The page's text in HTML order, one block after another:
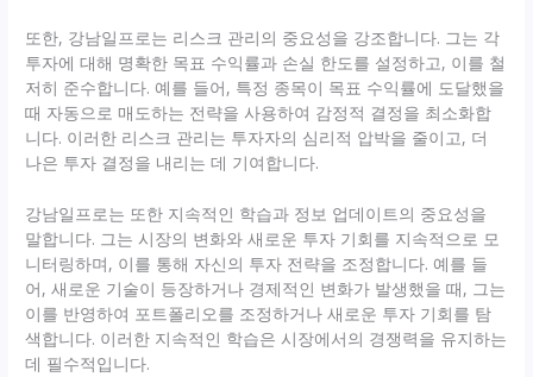
또한, 강남일프로는 리스크 관리의 중요성을 강조합니다. 그는 각
투자에 대해 명확한 목표 수익률과 손실 한도를 설정하고, 이를 철
저히 준수합니다. 예를 들어, 특정 종목이 목표 수익률에 도달했을
때 자동으로 매도하는 전략을 사용하여 감정적 결정을 최소화합
니다. 이러한 리스크 관리는 투자자의 심리적 압박을 줄이고, 더
나은 투자 결정을 내리는 데 기여합니다.
강남일프로는 또한 지속적인 학습과 정보 업데이트의 중요성을
말합니다. 그는 시장의 변화와 새로운 투자 기회를 지속적으로 모
니터링하며, 이를 통해 자신의 투자 전략을 조정합니다. 예를 들
어, 새로운 기술이 등장하거나 경제적인 변화가 발생했을 때, 그는
이를 반영하여 포트폴리오를 조정하거나 새로운 투자 기회를 탐
색합니다. 이러한 지속적인 학습은 시장에서의 경쟁력을 유지하는
데 필수적입니다.